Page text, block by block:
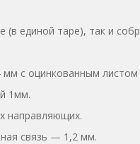
единой таре), так и
с оцинкованным
1мм.
направляющих.
связь — 1,2 мм.